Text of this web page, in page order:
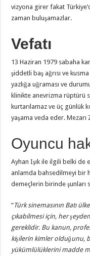
vizyona girer fakat
zaman buluşamazlar.
Vefatı
13 Haziran 1979 sabaha
şiddetli baş ağrısı ve
yazlığa uğraması ve
klinikte anevrizma rüptürü
kurtarılamaz ve üç günlük
yaşama veda eder. Mezarı
Oyuncu
Ayhan Işık ile ilgili belki de
anlamda bahsedilmeyi bir
demeçlerin birinde şunları
”Türk sinemasının Batı
çıkabilmesi için, her
gereklidir. Bu kanun,
kişilerin kimler olduğunu,
yükümlülüklerini madde